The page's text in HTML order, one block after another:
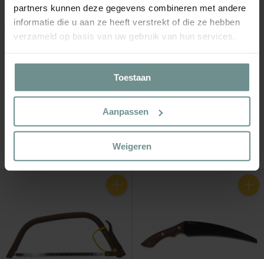
partners kunnen deze gegevens combineren met andere
informatie die u aan ze heeft verstrekt of die ze hebben
verzameld op basis van uw gebruik van hun services.
Toestaan
Aanpassen
Weigeren
Stocker
€33,99
Esschert Design
Retro-Kräuterschere L
€8,49
Nicht vorrätig
Anzahl Anzahl